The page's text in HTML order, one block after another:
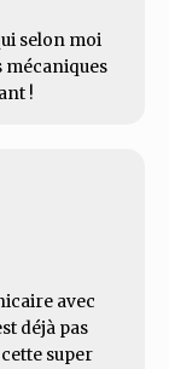
selon moi
mécaniques
!
avec
déjà pas
super